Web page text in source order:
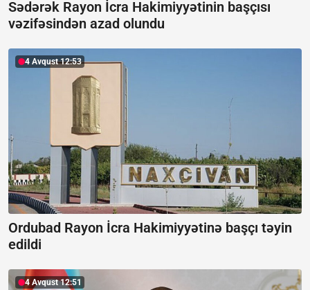
Sədərək Rayon İcra Hakimiyyətinin başçısı
vəzifəsindən azad olundu
4 Avqust 12:53
Ordubad Rayon İcra Hakimiyyətinə başçı təyin
edildi
4 Avqust 12:51